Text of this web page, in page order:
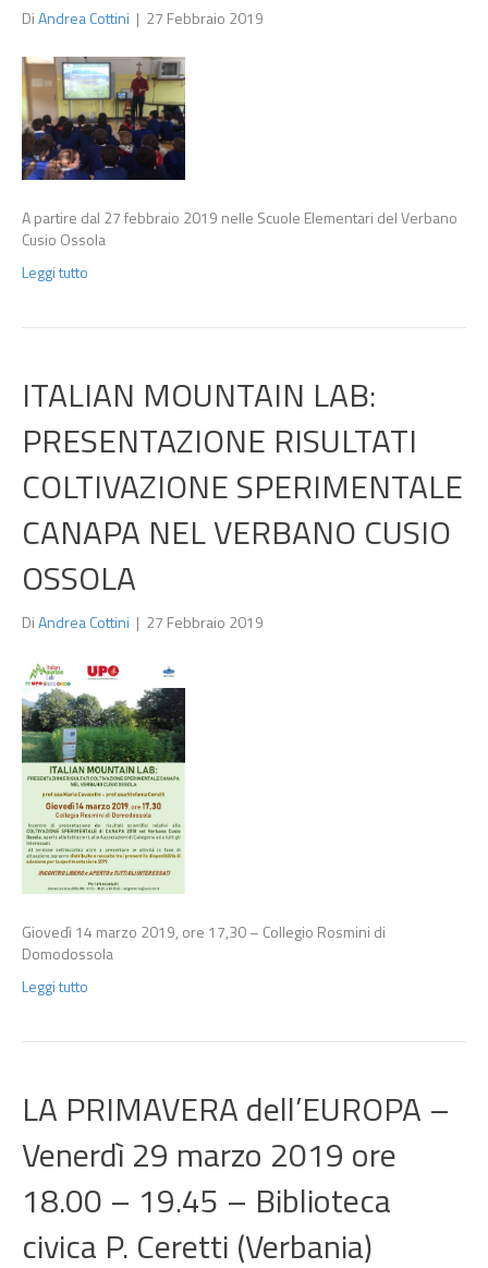
DiAndrea Cottini | 27 Febbraio 2019
A partire dal 27 febbraio 2019 nelle Scuole Elementari del Verbano
Cusio Ossola
Leggi tutto
ITALIAN MOUNTAIN LAB:
PRESENTAZIONE RISULTATI
COLTIVAZIONE SPERIMENTALE
CANAPA NEL VERBANO CUSIO
OSSOLA
DiAndrea Cottini | 27 Febbraio 2019
Giovedì 14 marzo 2019, ore 17,30 – Collegio Rosmini di
Domodossola
Leggi tutto
LA PRIMAVERA dell’EUROPA –
Venerdì 29 marzo 2019 ore
18.00 – 19.45 – Biblioteca
civica P. Ceretti (Verbania)